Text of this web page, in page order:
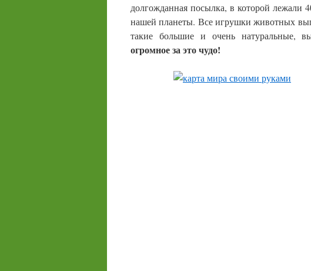
долгожданная посылка, в которой
нашей планеты. Все игрушки животных
такие большие и очень натуральные,
огромное за это чудо!